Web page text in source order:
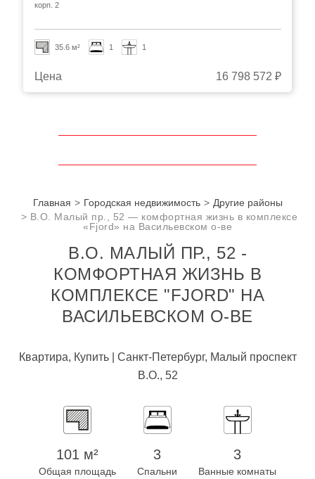
корп. 2
35.6 м² 1 1
Цена 16 798 572 ₽
Главная Городская недвижимость
Другие районы
В.О. Малый пр., 52 — комфортная жизнь в комплексе
«Fjord» на Васильевском о-ве
В.О. МАЛЫЙ ПР., 52 -
КОМФОРТНАЯ ЖИЗНЬ В
КОМПЛЕКСЕ "FJORD" НА
ВАСИЛЬЕВСКОМ О-ВЕ
Квартира, Купить | Санкт-Петербург, Малый проспект
В.О., 52
101 м²
Общая площадь
3
Спальни
3
Ванные комнаты